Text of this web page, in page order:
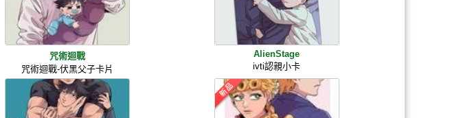
咒術迴戰
咒術迴戰-伏黑父子卡片
AlienStage
ivti認親小卡